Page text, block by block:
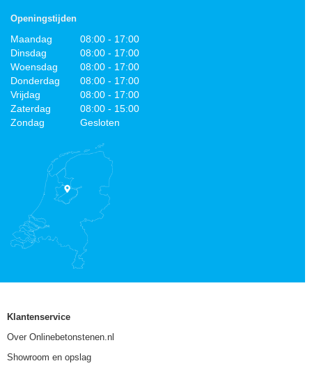
Openingstijden
Maandag
08:00 - 17:00
Dinsdag
08:00 - 17:00
Woensdag
08:00 - 17:00
Donderdag
08:00 - 17:00
Vrijdag
08:00 - 17:00
Zaterdag
08:00 - 15:00
Zondag
Gesloten
Klantenservice
Over Onlinebetonstenen.nl
Showroom en opslag